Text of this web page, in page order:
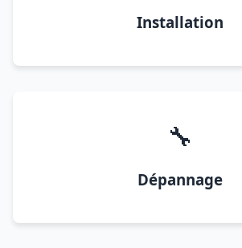
Installation
🔧
Dépannage